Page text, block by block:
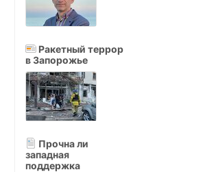
Ракетный террор
в Запорожье
Прочна ли
западная
поддержка